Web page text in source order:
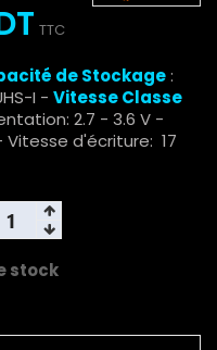
TTC
de Stockage:
I - Vitesse Classe
2.7 - 3.6 V -
d'écriture: 17
stock